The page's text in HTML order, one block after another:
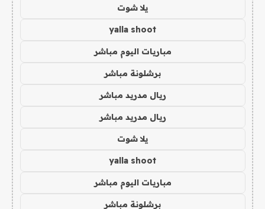
يلا شوت
yalla shoot
مباريات اليوم مباشر
برشلونة مباشر
ريال مدريد مباشر
ريال مدريد مباشر
يلا شوت
yalla shoot
مباريات اليوم مباشر
برشلونة مباشر